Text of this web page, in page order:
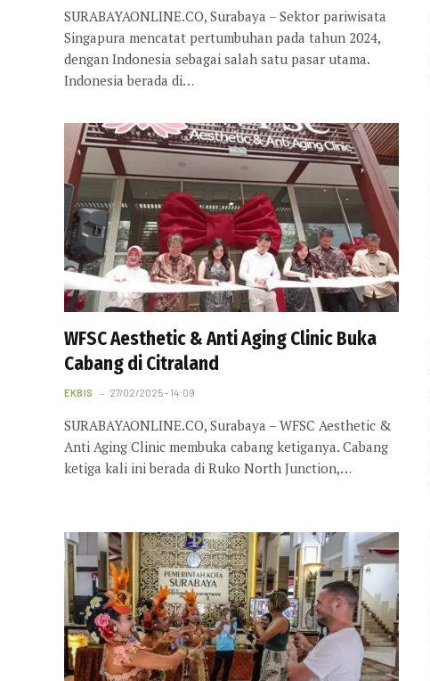
SURABAYAONLINE.CO, Surabaya – Sektor pariwisata
Singapura mencatat pertumbuhan pada tahun 2024,
dengan Indonesia sebagai salah satu pasar utama.
Indonesia berada di…
WFSC Aesthetic & Anti Aging Clinic Buka
Cabang di Citraland
EKBIS 27/02/2025 - 14:09
SURABAYAONLINE.CO, Surabaya – WFSC Aesthetic &
Anti Aging Clinic membuka cabang ketiganya. Cabang
ketiga kali ini berada di Ruko North Junction,…